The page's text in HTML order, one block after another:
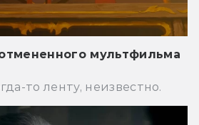
мультфильма
то ленту, неизвестно.